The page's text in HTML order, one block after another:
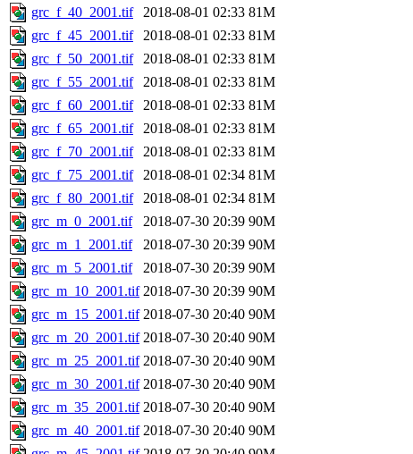
grc_f_40_2001.tif
2018-08-01 02:33 81M
grc_f_45_2001.tif
2018-08-01 02:33 81M
grc_f_50_2001.tif
2018-08-01 02:33 81M
grc_f_55_2001.tif
2018-08-01 02:33 81M
grc_f_60_2001.tif
2018-08-01 02:33 81M
grc_f_65_2001.tif
2018-08-01 02:33 81M
grc_f_70_2001.tif
2018-08-01 02:33 81M
grc_f_75_2001.tif
2018-08-01 02:34 81M
grc_f_80_2001.tif
2018-08-01 02:34 81M
grc_m_0_2001.tif
2018-07-30 20:39 90M
grc_m_1_2001.tif
2018-07-30 20:39 90M
grc_m_5_2001.tif
2018-07-30 20:39 90M
grc_m_10_2001.tif 2018-07-30 20:39 90M
grc_m_15_2001.tif 2018-07-30 20:40 90M
grc_m_20_2001.tif 2018-07-30 20:40 90M
grc_m_25_2001.tif 2018-07-30 20:40 90M
grc_m_30_2001.tif 2018-07-30 20:40 90M
grc_m_35_2001.tif 2018-07-30 20:40 90M
grc_m_40_2001.tif 2018-07-30 20:40 90M